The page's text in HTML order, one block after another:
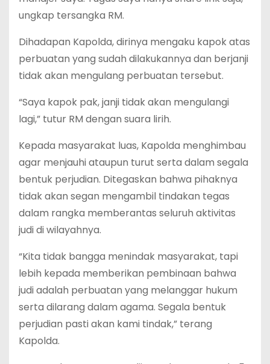
ungkap tersangka RM.
Dihadapan Kapolda, dirinya mengaku kapok atas
perbuatan yang sudah dilakukannya dan berjanji
tidak akan mengulang perbuatan tersebut.
“Saya kapok pak, janji tidak akan mengulangi
lagi,” tutur RM dengan suara lirih.
Kepada masyarakat luas, Kapolda menghimbau
agar menjauhi ataupun turut serta dalam segala
bentuk perjudian. Ditegaskan bahwa pihaknya
tidak akan segan mengambil tindakan tegas
dalam rangka memberantas seluruh aktivitas
judi di wilayahnya.
“Kita tidak bangga menindak masyarakat, tapi
lebih kepada memberikan pembinaan bahwa
judi adalah perbuatan yang melanggar hukum
serta dilarang dalam agama. Segala bentuk
perjudian pasti akan kami tindak,” terang
Kapolda.